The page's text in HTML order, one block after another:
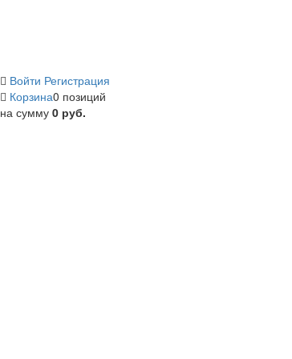
Войти Регистрация
Корзина0 позиций
на сумму 0 руб.